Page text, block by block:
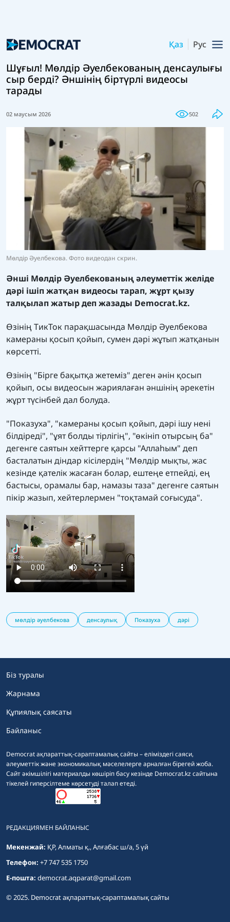
Қаз Рус
Шұғыл! Мөлдір Әуелбекованың денсаулығы
сыр берді? Әншінің біртүрлі видеосы
тарады
02 маусым 2026 502
Мөлдір Әуелбекова. Фото видеодан скрин.
Әнші Мөлдір Әуелбекованың әлеуметтік желіде
дәрі ішіп жатқан видеосы тарап, жұрт қызу
талқылап жатыр деп жазады Democrat.kz.
Өзінің ТикТок парақшасында Мөлдір Әуелбекова
камераны қосып қойып, сумен дәрі жұтып жатқанын
көрсетті.
Өзінің "Бірге бақытқа жетеміз" деген әнін қосып
қойып, осы видеосын жариялаған әншінің әрекетін
жұрт түсінбей дал болуда.
"Показуха", "камераны қосып қойып, дәрі ішу нені
білдіреді", "ұят болды тірлігің", "өкініп отырсың ба"
дегенге саятын хейттерге қарсы "Аллаһым" деп
басталатын діндар кісілердің "Мөлдір мықты, жас
кезінде қателік жасаған болар, ештеңе етпейді, ең
бастысы, орамалы бар, намазы таза" дегенге саятын
пікір жазып, хейтерлермен "тоқтамай соғысуда".
мөлдір әуелбекова денсаулық Показуха дәрі
Democrat ақпараттық-сараптамалық сайты – еліміздегі саяси,
әлеуметтік және экономикалық мәселелерге арналған бірегей жоба.
Сайт әкімшілігі материалды көшіріп басу кезінде Democrat.kz сайтына
тікелей гиперсілтеме көрсетуді талап етеді.
Біз туралы
Жарнама
Құпиялық саясаты
Байланыс
РЕДАКЦИЯМЕН БАЙЛАНЫС
Мекенжай: ҚР, Алматы қ., Алғабас ш/а, 5 үй
Телефон: +7 747 535 1750
E-пошта: democrat.aqparat@gmail.com
© 2025. Democrat ақпараттық-сараптамалық сайты